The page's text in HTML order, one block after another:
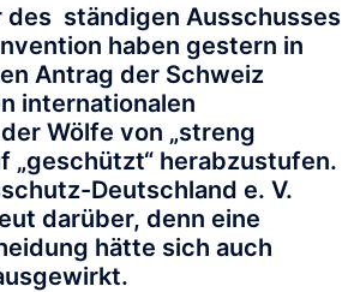
des ständigen Ausschusses
haben gestern in
Antrag der Schweiz
internationalen
Wölfe von „streng
„geschützt“ herabzustufen.
Deutschland e. V.
darüber, denn eine
hätte sich auch